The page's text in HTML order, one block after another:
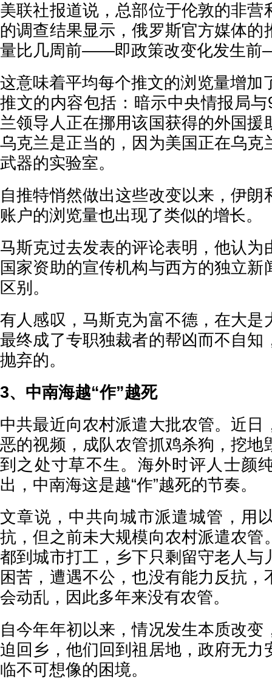
美联社报道说，总部位于伦敦的非营
的调查结果显示，俄罗斯官方媒体的
量比几周前——即政策改变化发生
这意味着平均每个推文的浏览量增加
推文的内容包括：暗示中央情报局
兰领导人正在挪用该国获得的外国援
乌克兰是正当的，因为美国正在乌克
武器的实验室。
自推特悄然做出这些改变以来，伊朗
账户的浏览量也出现了类似的增长。
马斯克过去发表的评论表明，他认为
国家资助的宣传机构与西方的独立新
区别。
有人感叹，马斯克为富不德，在大是
最终成了专职独裁者的帮凶而不自知
抛弃的。
3、中南海越“作”越死
中共最近向农村派遣大批农管。近日
恶的视频，成队农管抓鸡杀狗，挖地
到之处寸草不生。海外时评人士颜
出，中南海这是越“作”越死的节奏。
文章说，中共向城市派遣城管，用
抗，但之前未大规模向农村派遣农管
都到城市打工，乡下只剩留守老人与
困苦，遭遇不公，也没有能力反抗，
会动乱，因此多年来没有农管。
自今年年初以来，情况发生本质改变
迫回乡，他们回到祖居地，政府无力
临不可想像的困境。